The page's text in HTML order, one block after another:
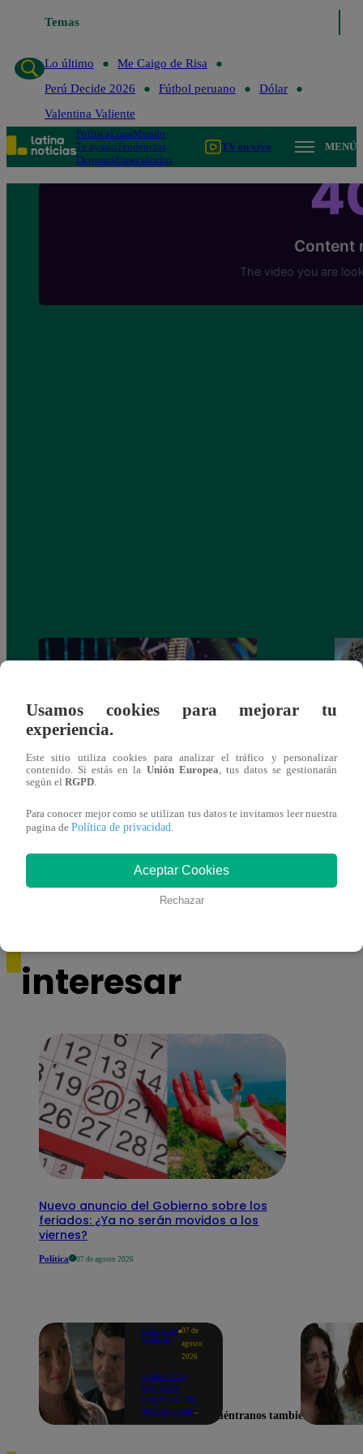
Temas
Lo último
Me Caigo de Risa
Perú Decide 2026
Fútbol peruano
Dólar
Valentina Valiente
PolíticaLimaMundo
Te ayudoTendencias
DeportesEspectáculos
TV en vivo MENÚ
¡Imitadora de Laura Pausini se consagró
ganadora de Yo Soy: Nueva Generación!
interesar
Nuevo anuncio del Gobierno sobre los
feriados: ¿Ya no serán movidos a los
viernes?
Política 07 de agosto 2026
Valentina
Valiente
07 de
agosto
2026
Valentina
Valiente
capítulo 110:
¡Leo le pide
Usamos cookies para mejorar tu
experiencia.
Este sitio utiliza cookies para analizar el tráfico y personalizar
contenido. Si estás en la Unión Europea, tus datos se gestionarán
según el RGPD.
Para conocer mejor como se utilizan tus datos te invitamos leer nuestra
pagina de Política de privacidad.
Aceptar Cookies
Rechazar
Encuéntranos también en